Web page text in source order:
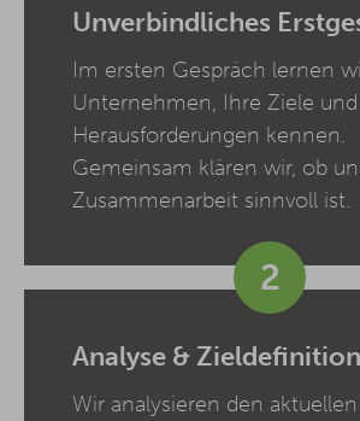
Unverbindliches
Im ersten Gespräch lernen
Unternehmen, Ihre Ziele
Herausforderungen kennen.
Gemeinsam klären wir, ob
Zusammenarbeit sinnvoll ist.
2
Analyse & Zieldefinition
Wir analysieren den